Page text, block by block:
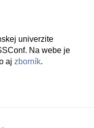
univerzite
Na webe je
aj zborník.